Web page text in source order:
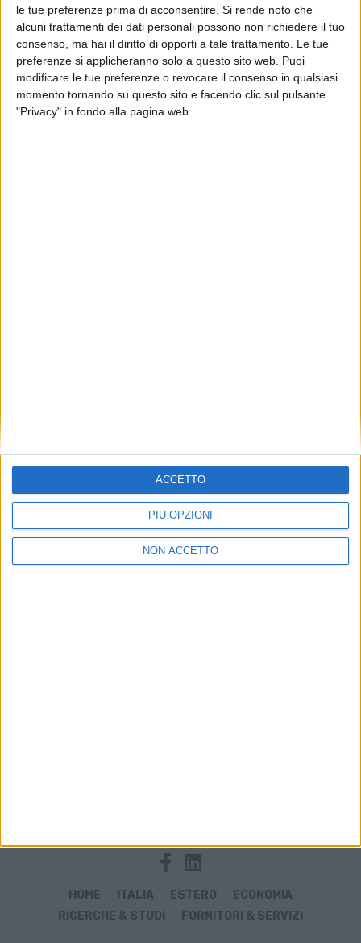
le tue preferenze prima di acconsentire. Si rende noto che
alcuni trattamenti dei dati personali possono non richiedere il tuo
consenso, ma hai il diritto di opporti a tale trattamento. Le tue
preferenze si applicheranno solo a questo sito web. Puoi
modificare le tue preferenze o revocare il consenso in qualsiasi
momento tornando su questo sito e facendo clic sul pulsante
"Privacy" in fondo alla pagina web.
PIÙ OPZIONI
NON ACCETTO
ACCETTO
Gennaio di crescita per il
cargo di Alitalia
ITALIA 18 FEBBRAIO 2020
HOME ITALIA ESTERO
ECONOMIA
RICERCHE & STUDI
FORNITORI & SERVIZI